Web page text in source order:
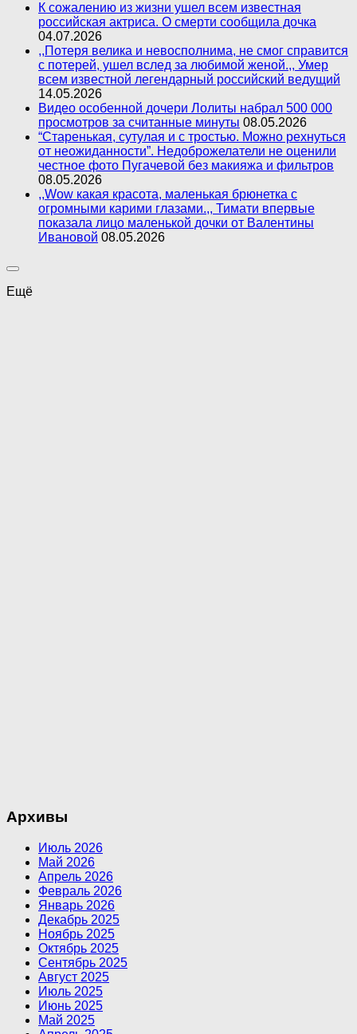
К сожалению из жизни ушел всем известная
российская актриса. О смерти сообщила дочка
04.07.2026
,,Потеря велика и невосполнима, не смог справится
с потерей, ушел вслед за любимой женой.,, Умер
всем известной легендарный российский ведущий
14.05.2026
Видео особенной дочери Лолиты набрал 500 000
просмотров за считанные минуты 08.05.2026
“Старенькая, сутулая и с тростью. Можно рехнуться
от неожиданности”. Недоброжелатели не оценили
честное фото Пугачевой без макияжа и фильтров
08.05.2026
,,Wow какая красота, маленькая брюнетка с
огромными карими глазами.,, Тимати впервые
показала лицо маленькой дочки от Валентины
Ивановой 08.05.2026
Ещё
Архивы
Июль 2026
Май 2026
Апрель 2026
Февраль 2026
Январь 2026
Декабрь 2025
Ноябрь 2025
Октябрь 2025
Сентябрь 2025
Август 2025
Июль 2025
Июнь 2025
Май 2025